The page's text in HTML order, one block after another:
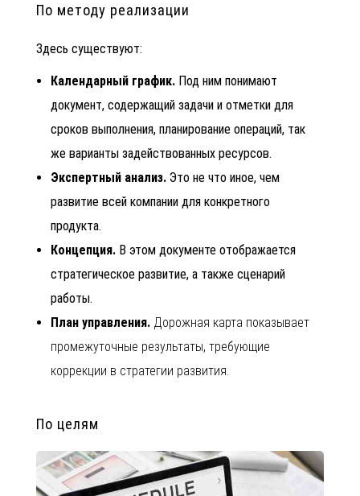
По методу реализации
Здесь существуют:
Календарный график. Под ним понимают
документ, содержащий задачи и отметки для
сроков выполнения,планирование операций, так
же варианты задействованных ресурсов.
Экспертный анализ.Это не что иное, чем
развитие всей компании для конкретного
продукта.
Концепция. В этом документе отображается
стратегическое развитие, а также сценарий
работы.
План управления. Дорожная карта показывает
промежуточные результаты, требующие
коррекции в стратегии развития.
По целям